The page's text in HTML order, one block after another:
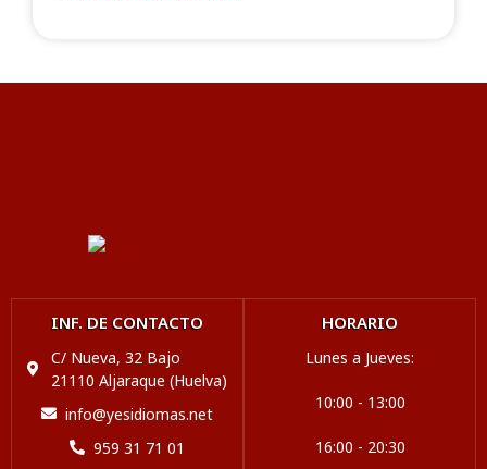
INF. DE CONTACTO
C/ Nueva, 32 Bajo
21110 Aljaraque (Huelva)
info@yesidiomas.net
959 31 71 01
HORARIO
Lunes a Jueves:
10:00 - 13:00
16:00 - 20:30